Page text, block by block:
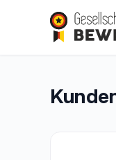
Nutrimea